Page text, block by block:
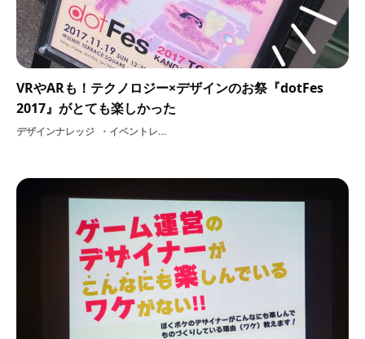
VRやARも！テクノロジー×デザインのお祭『dotFes
2017』がとても楽しかった
デザインナレッジ イベントレポートDeNAデザインARapp